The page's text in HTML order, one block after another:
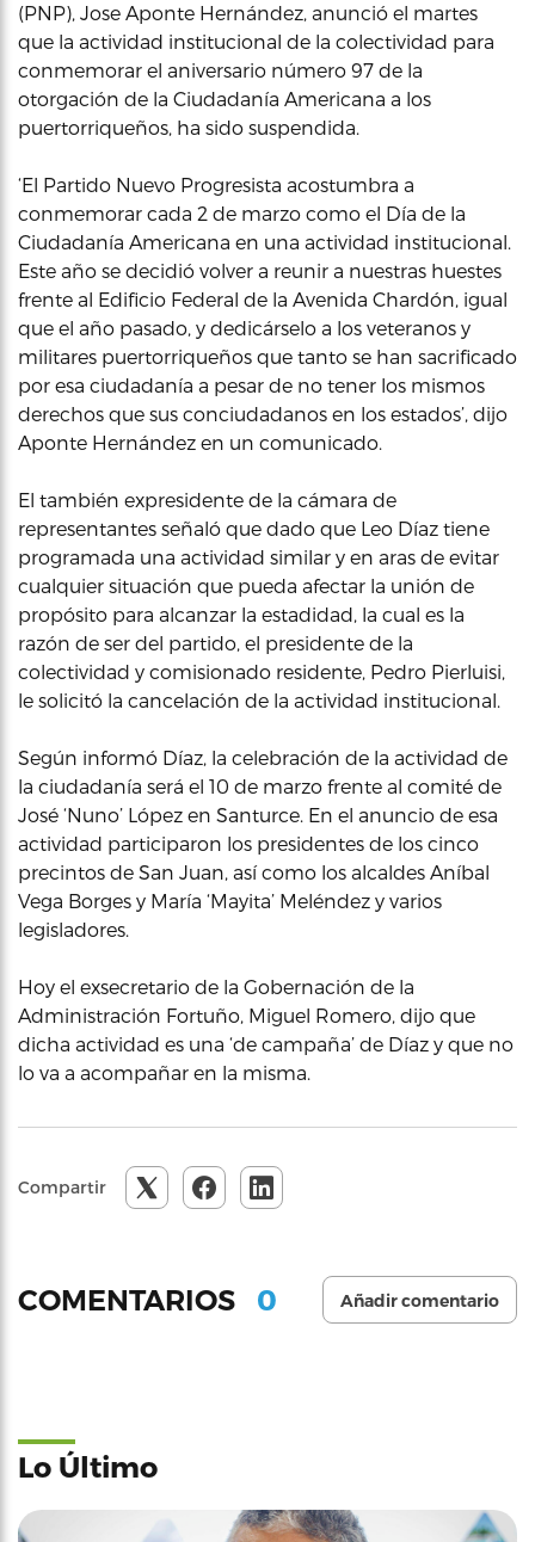
(PNP), Jose Aponte Hernández, anunció el martes
que la actividad institucional de la colectividad para
conmemorar el aniversario número 97 de la
otorgación de la Ciudadanía Americana a los
puertorriqueños, ha sido suspendida.
‘El Partido Nuevo Progresista acostumbra a
conmemorar cada 2 de marzo como el Día de la
Ciudadanía Americana en una actividad institucional.
Este año se decidió volver a reunir a nuestras huestes
frente al Edificio Federal de la Avenida Chardón, igual
que el año pasado, y dedicárselo a los veteranos y
militares puertorriqueños que tanto se han sacrificado
por esa ciudadanía a pesar de no tener los mismos
derechos que sus conciudadanos en los estados’, dijo
Aponte Hernández en un comunicado.
El también expresidente de la cámara de
representantes señaló que dado que Leo Díaz tiene
programada una actividad similar y en aras de evitar
cualquier situación que pueda afectar la unión de
propósito para alcanzar la estadidad, la cual es la
razón de ser del partido, el presidente de la
colectividad y comisionado residente, Pedro Pierluisi,
le solicitó la cancelación de la actividad institucional.
Según informó Díaz, la celebración de la actividad de
la ciudadanía será el 10 de marzo frente al comité de
José ‘Nuno’ López en Santurce. En el anuncio de esa
actividad participaron los presidentes de los cinco
precintos de San Juan, así como los alcaldes Aníbal
Vega Borges y María ‘Mayita’ Meléndez y varios
legisladores.
Hoy el exsecretario de la Gobernación de la
Administración Fortuño, Miguel Romero, dijo que
dicha actividad es una ‘de campaña’ de Díaz y que no
lo va a acompañar en la misma.
Compartir
COMENTARIOS 0 Añadir comentario
Lo Último